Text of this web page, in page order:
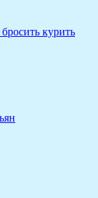
курить